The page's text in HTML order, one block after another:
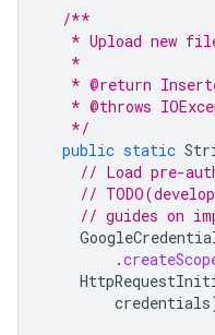
/**
* Upload new
   *
* @return
* @throws
   */
public static
// Load pre-
//
// guides on
.
credentials